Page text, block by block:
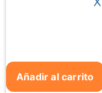
Añadir al carrito